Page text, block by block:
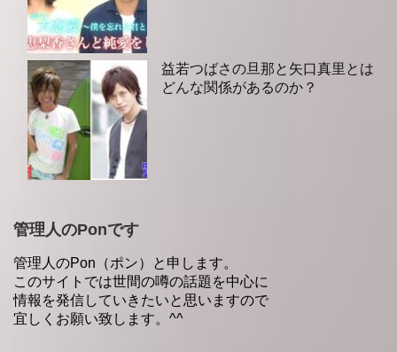
益若つばさの旦那と矢口真里とは
どんな関係があるのか？
管理人のPonです
管理人のPon（ポン）と申します。
このサイトでは世間の噂の話題を中心に
情報を発信していきたいと思いますので
宜しくお願い致します。^^